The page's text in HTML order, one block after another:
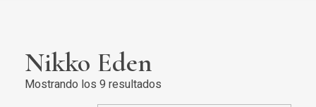
Nikko Eden
Mostrando los 9 resultados